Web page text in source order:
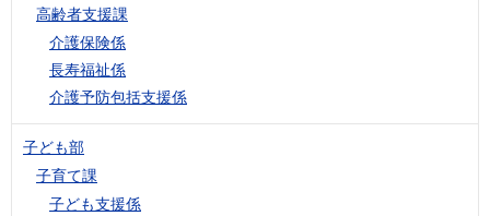
高齢者支援課
介護保険係
長寿福祉係
介護予防包括支援係
子ども部
子育て課
子ども支援係